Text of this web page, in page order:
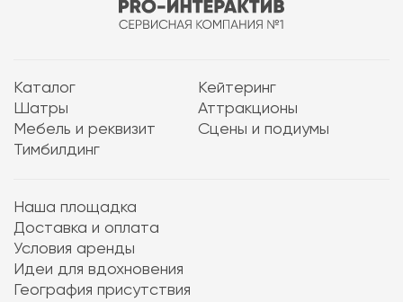
Каталог
Кейтеринг
Шатры
Аттракционы
Мебель и реквизит
Сцены и подиумы
Тимбилдинг
Наша площадка
Доставка и оплата
Условия аренды
Идеи для вдохновения
География присутствия